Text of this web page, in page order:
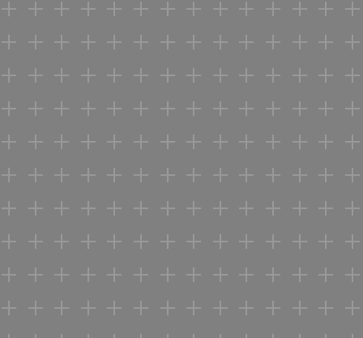
+ + + + + + + + + + + + +
+ + + + + + + + + + + + +
+ + + + + + + + + + + + +
+ + + + + + + + + + + + +
+ + + + + + + + + + + + +
+ + + + + + + + + + + + +
+ + + + + + + + + + + + +
+ + + + + + + + + + + + +
+ + + + + + + + + + + + +
+ + + + + + + + + + + + +